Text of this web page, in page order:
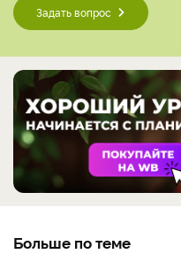
Задать вопрос
Больше по теме